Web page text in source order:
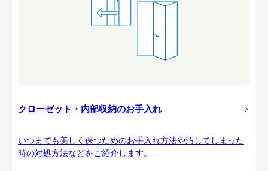
クローゼット・内部収納のお手入れ
いつまでも美しく保つためのお手入れ方法や汚してしまった
時の対処方法などをご紹介します。